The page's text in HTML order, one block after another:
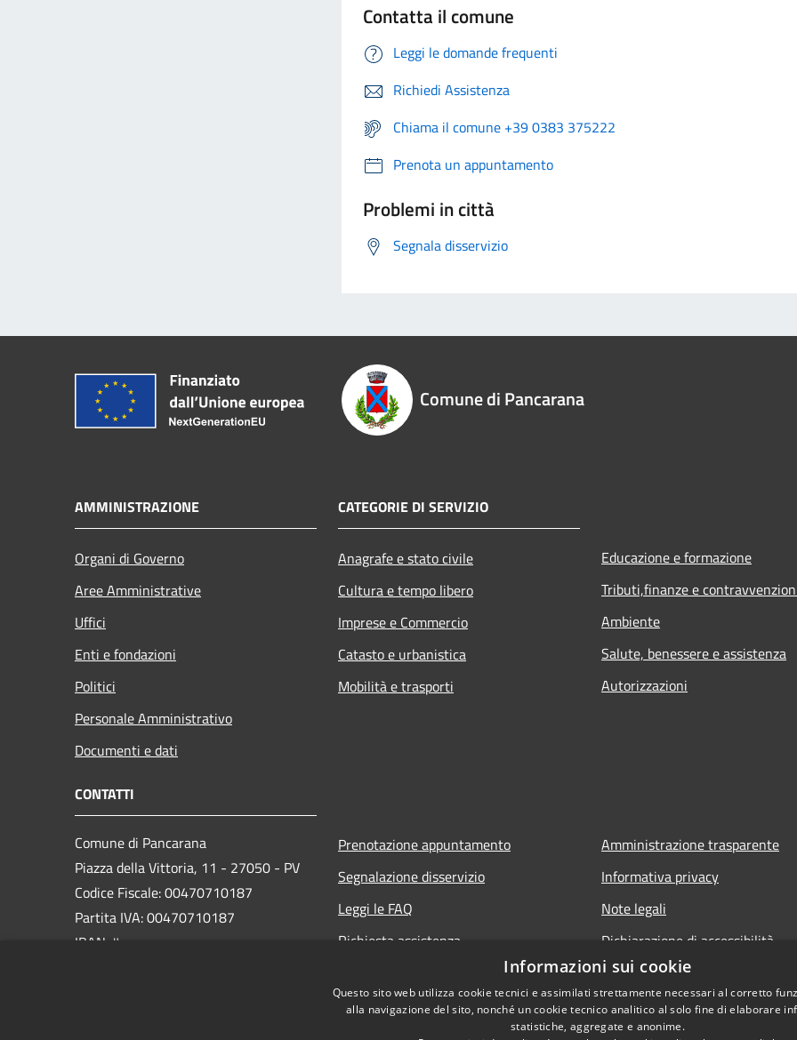
Contatta il comune
Leggi le domande frequenti
Richiedi Assistenza
Chiama il comune +39 0383 375222
Prenota un appuntamento
Problemi in città
Segnala disservizio
Comune di Pancarana
AMMINISTRAZIONE
Organi di Governo
Aree Amministrative
Uffici
Enti e fondazioni
Politici
Personale Amministrativo
Documenti e dati
CATEGORIE DI SERVIZIO
Anagrafe e stato civile
Cultura e tempo libero
Imprese e Commercio
Catasto e urbanistica
Mobilità e trasporti
Educazione e formazione
Tributi,finanze e
Ambiente
Salute, benessere e assistenza
Autorizzazioni
CONTATTI
Comune di Pancarana
Piazza della Vittoria, 11 - 27050 - PV
Codice Fiscale: 00470710187
Partita IVA: 00470710187
IBAN: #
Prenotazione appuntamento
Segnalazione disservizio
Leggi le FAQ
Richiesta assistenza
Amministrazione trasparente
Informativa privacy
Note legali
Dichiarazione di accessibilità
Informazioni sui cookie
Questo sito web utilizza cookie tecnici e assimilati strettamente necessari al corretto
alla navigazione del sito, nonché un cookie tecnico analitico al solo fine di elaborare
statistiche, aggregate e anonime.